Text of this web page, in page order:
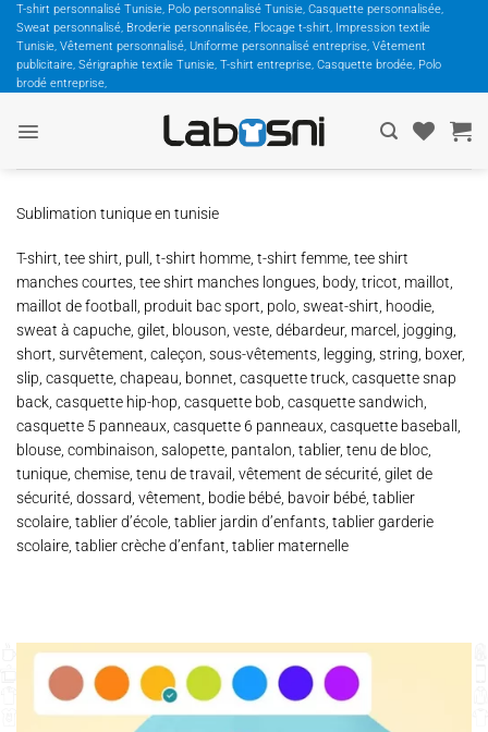
Passer
contenu
T-shirt personnalisé Tunisie, Polo personnalisé Tunisie, Casquette personnalisée,
Sweat personnalisé, Broderie personnalisée, Flocage t-shirt, Impression textile
Tunisie, Vêtement personnalisé, Uniforme personnalisé entreprise, Vêtement
publicitaire, Sérigraphie textile Tunisie, T-shirt entreprise, Casquette brodée, Polo
brodé entreprise,
Sublimation tunique en tunisie
T-shirt, tee shirt, pull, t-shirt homme, t-shirt femme, tee shirt
manches courtes, tee shirt manches longues, body, tricot, maillot,
maillot de football, produit bac sport, polo, sweat-shirt, hoodie,
sweat à capuche, gilet, blouson, veste, débardeur, marcel, jogging,
short, survêtement, caleçon, sous-vêtements, legging, string, boxer,
slip, casquette, chapeau, bonnet, casquette truck, casquette snap
back, casquette hip-hop, casquette bob, casquette sandwich,
casquette 5 panneaux, casquette 6 panneaux, casquette baseball,
blouse, combinaison, salopette, pantalon, tablier, tenu de bloc,
tunique, chemise, tenu de travail, vêtement de sécurité, gilet de
sécurité, dossard, vêtement, bodie bébé, bavoir bébé, tablier
scolaire, tablier d’école, tablier jardin d’enfants, tablier garderie
scolaire, tablier crèche d’enfant, tablier maternelle